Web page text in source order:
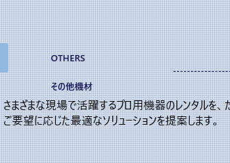
​OTHERS
​その他機材​
さまざまな現場で活躍するプロ用機器のレンタルを、
ご要望に応じた最適なソリューションを提案します。